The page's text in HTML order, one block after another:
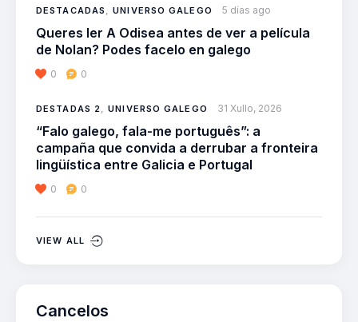
DESTACADAS ,UNIVERSO GALEGO 5 días ago
Queres ler A Odisea antes de ver a película
de Nolan? Podes facelo en galego
0 0
DESTADAS 2,UNIVERSO GALEGO 31 Xullo, 2026
“Falo galego, fala-me português”: a
campaña que convida a derrubar a fronteira
lingüística entre Galicia e Portugal
0 0
VIEW ALL
Cancelos